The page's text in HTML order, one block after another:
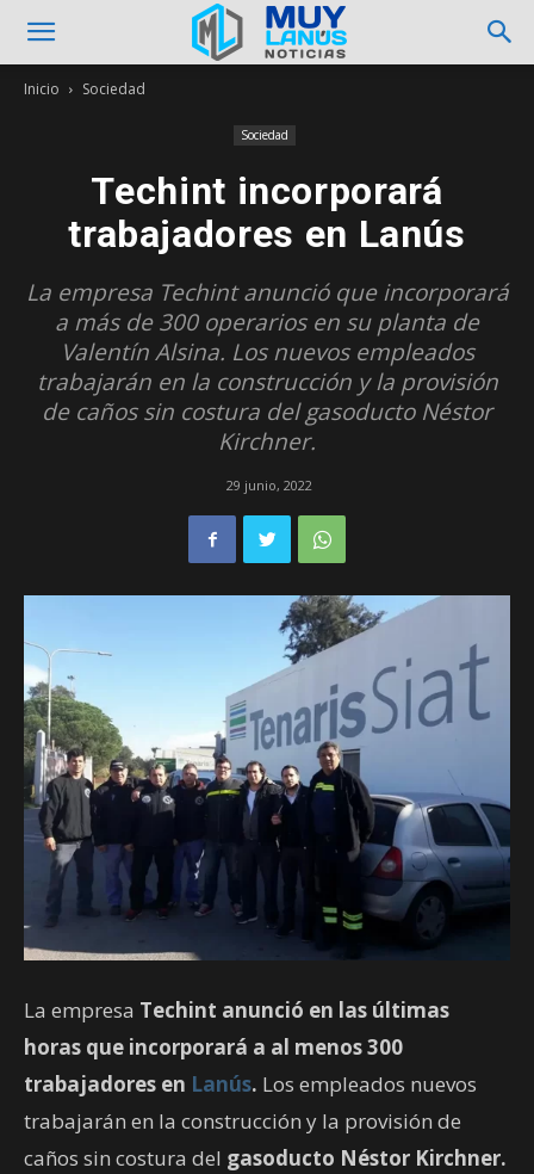
Inicio Sociedad
Sociedad
Techint incorporará
trabajadores en Lanús
La empresa Techint anunció que incorporará
a más de 300 operarios en su planta de
Valentín Alsina. Los nuevos empleados
trabajarán en la construcción y la provisión
de caños sin costura del gasoducto Néstor
Kirchner.
29 junio, 2022
La empresa Techint anunció en las últimas
horas que incorporará a al menos 300
trabajadores en Lanús. Los empleados nuevos
trabajarán en la construcción y la provisión de
caños sin costura del gasoducto Néstor Kirchner.